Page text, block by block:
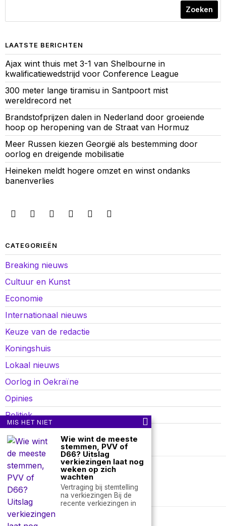
Zoeken
LAATSTE BERICHTEN
Ajax wint thuis met 3-1 van Shelbourne in
kwalificatiewedstrijd voor Conference League
300 meter lange tiramisu in Santpoort mist
wereldrecord net
Brandstofprijzen dalen in Nederland door groeiende
hoop op heropening van de Straat van Hormuz
Meer Russen kiezen Georgië als bestemming door
oorlog en dreigende mobilisatie
Heineken meldt hogere omzet en winst ondanks
banenverlies
CATEGORIEËN
Breaking nieuws
Cultuur en Kunst
Economie
Internationaal nieuws
Keuze van de redactie
Koningshuis
Lokaal nieuws
Oorlog in Oekraïne
Opinies
Politiek
Over ons
nieuwsimpuls.online
MIS HET NIET
Wie wint de meeste
stemmen, PVV of
D66? Uitslag
verkiezingen laat nog
weken op zich
wachten
Vertraging bij stemtelling
na verkiezingen Bij de
recente verkiezingen in